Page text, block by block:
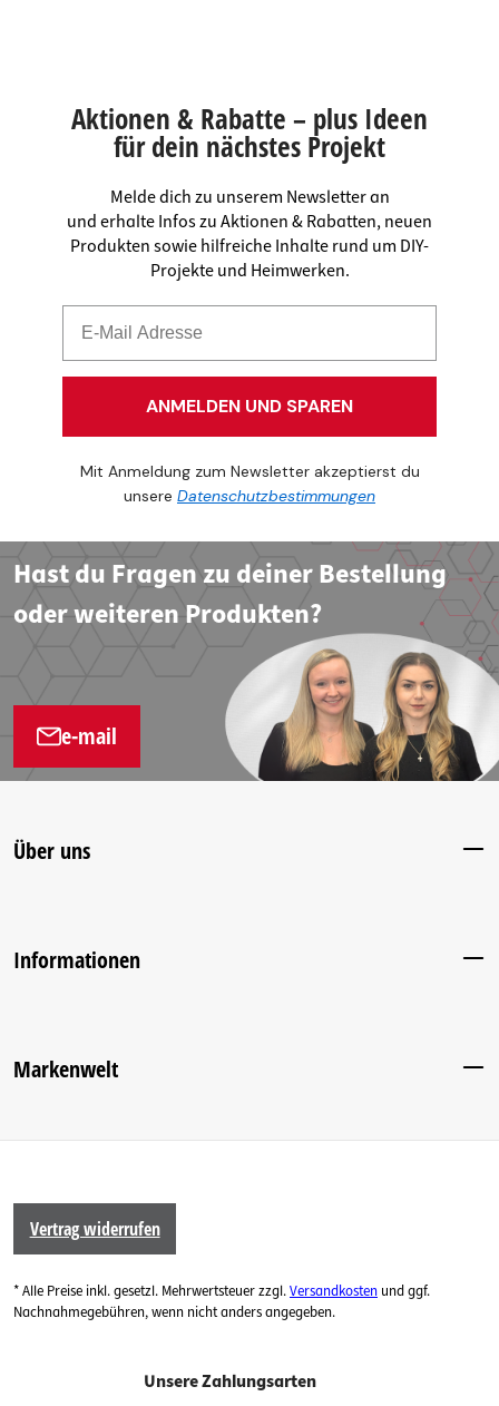
Aktionen & Rabatte – plus Ideen
für dein nächstes Projekt
Melde dich zu unserem Newsletter an
und erhalte Infos zu Aktionen & Rabatten, neuen
Produkten sowie hilfreiche Inhalte rund um DIY-
Projekte und Heimwerken.
ANMELDEN UND SPAREN
Mit Anmeldung zum Newsletter akzeptierst du
unsere Datenschutzbestimmungen
Hast du Fragen zu deiner Bestellung
oder weiteren Produkten?
e-mail
Über uns
Informationen
Markenwelt
Vertrag widerrufen
* Alle Preise inkl. gesetzl. Mehrwertsteuer zzgl.Versandkosten und ggf.
Nachnahmegebühren, wenn nicht anders angegeben.
Unsere Zahlungsarten